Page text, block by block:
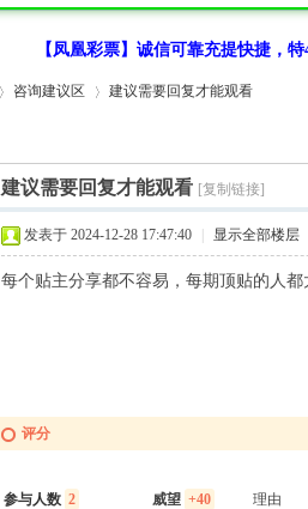
【凤凰彩票】诚信可靠充提快捷，
咨询建议区
›
建议需要回复才能观看
建议需要回复才能观看 [复制链接]
发表于 2024-12-28 17:47:40 显示全部楼层
每个贴主分享都不容易，每期顶贴的人
评分
参与人数 2 威望 +40 理由